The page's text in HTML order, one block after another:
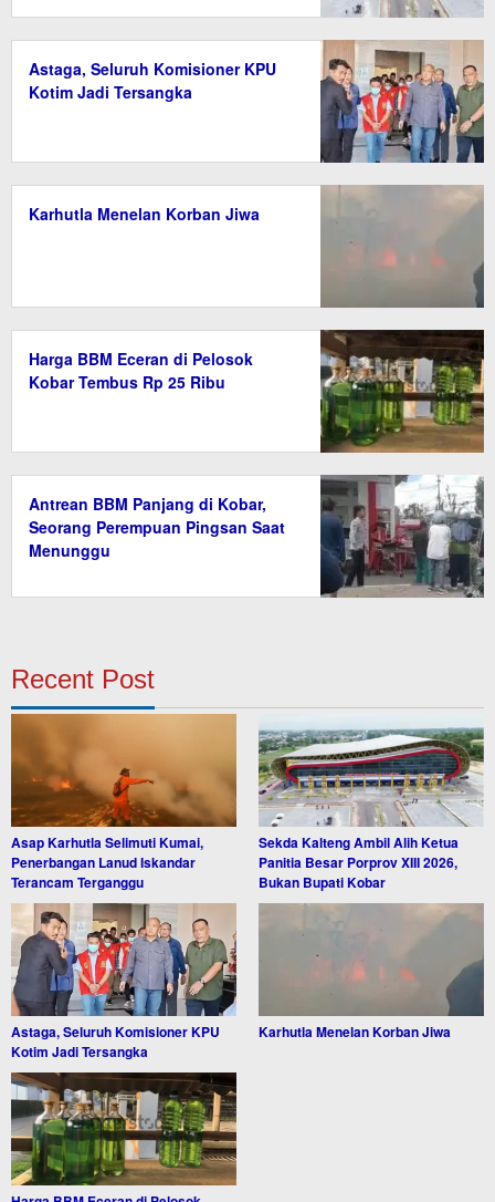
Astaga, Seluruh Komisioner KPU
Kotim Jadi Tersangka
Karhutla Menelan Korban Jiwa
Harga BBM Eceran di Pelosok
Kobar Tembus Rp 25 Ribu
Antrean BBM Panjang di Kobar,
Seorang Perempuan Pingsan Saat
Menunggu
Recent Post
Asap Karhutla Selimuti Kumai,
Penerbangan Lanud Iskandar
Terancam Terganggu
Sekda Kalteng Ambil Alih Ketua
Panitia Besar Porprov XIII 2026,
Bukan Bupati Kobar
Astaga, Seluruh Komisioner KPU
Kotim Jadi Tersangka
Karhutla Menelan Korban Jiwa